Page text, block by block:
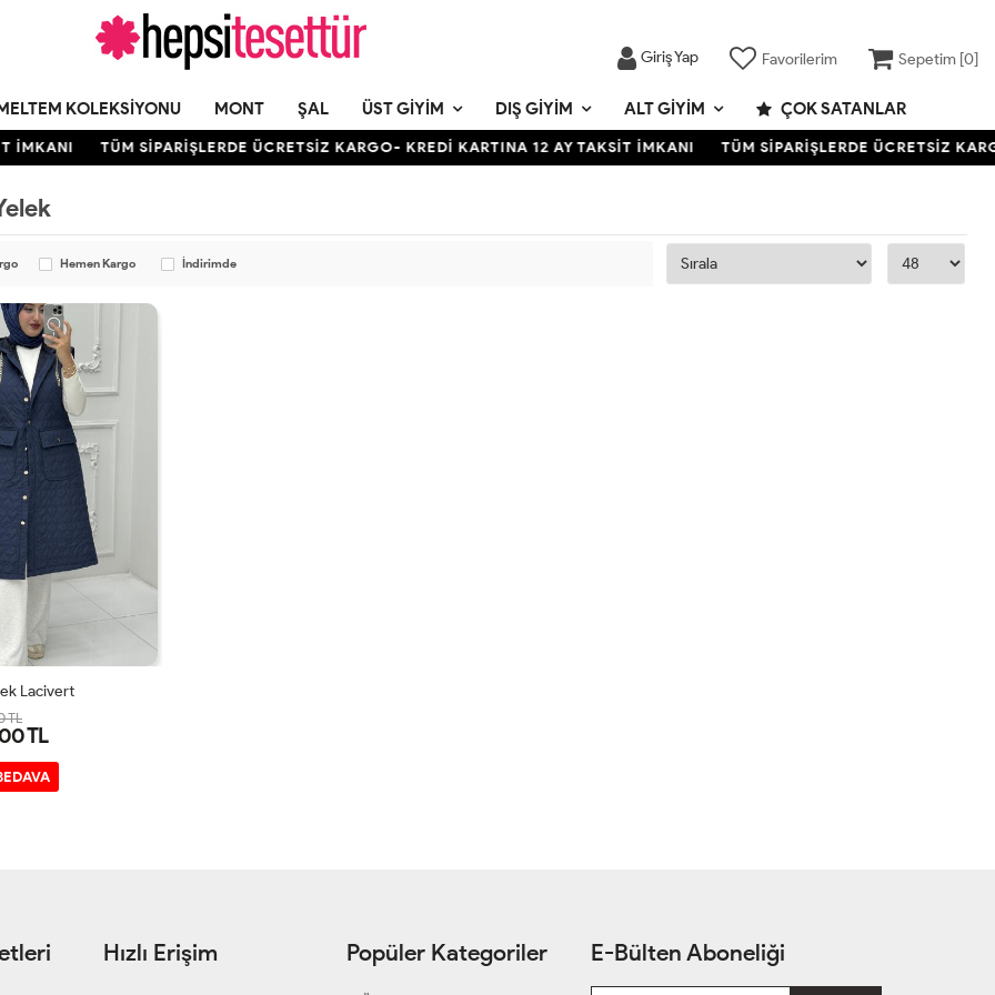
Giriş Yap Favorilerim Sepetim [0]
KOLEKSIYONU MONT ŞAL ÜST GIYIM DIŞ GIYIM ALT GIYIM ÇOK SATANLAR
İMKANI TÜM SİPARİŞLERDE ÜCRETSİZ KARGO- KREDİ KARTINA 12 AY TAKSİT İMKANI TÜM SİPARİŞLERDE ÜCRETSİZ
Hemen Kargo İndirimde
3-
4850
4-
5254
Lacivert
TL
TL
Hızlı Erişim Popüler Kategoriler E-Bülten Aboneliği